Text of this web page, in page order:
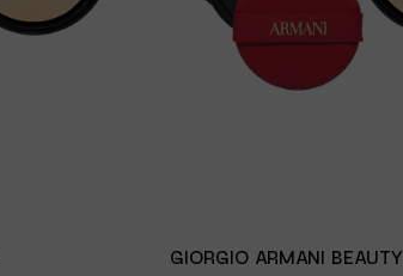
GIORGIO ARMANI BEAUTY